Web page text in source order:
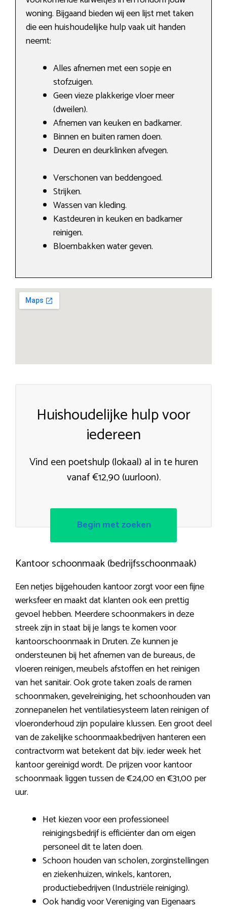
woning. Bijgaand bieden wij een lijst met taken
die een huishoudelijke hulp vaak uit handen
neemt:
Alles afnemen met een sopje en
stofzuigen.
Geen vieze plakkerige vloer meer
(dweilen).
Afnemen van keuken en badkamer.
Binnen en buiten ramen doen.
Deuren en deurklinken afvegen.
Verschonen van beddengoed.
Strijken.
Wassen van kleding.
Kastdeuren in keuken en badkamer
reinigen.
Bloembakken water geven.
Huishoudelijke hulp voor
iedereen
Vind een poetshulp (lokaal) al in te huren
vanaf €12,90 (uurloon).
Begin met zoeken
Kantoor schoonmaak (bedrijfsschoonmaak)
Een netjes bijgehouden kantoor zorgt voor een fijne
werksfeer en maakt dat klanten ook een prettig
gevoel hebben. Meerdere schoonmakers in deze
streek zijn in staat bij je langs te komen voor
kantoorschoonmaak in Druten. Ze kunnen je
ondersteunen bij het afnemen van de bureaus, de
vloeren reinigen, meubels afstoffen en het reinigen
van het sanitair. Ook grote taken zoals de ramen
schoonmaken, gevelreiniging, het schoonhouden van
zonnepanelen het ventilatiesysteem laten reinigen of
vloeronderhoud zijn populaire klussen. Een groot deel
van de zakelijke schoonmaakbedrijven hanteren een
contractvorm wat betekent dat bijv. ieder week het
kantoor gereinigd wordt. De prijzen voor kantoor
schoonmaak liggen tussen de €24,00 en €31,00 per
uur.
Het kiezen voor een professioneel
reinigingsbedrijf is efficiënter dan om eigen
personeel dit te laten doen.
Schoon houden van scholen, zorginstellingen
en ziekenhuizen, winkels, kantoren,
productiebedrijven (Industriële reiniging).
Ook handig voor Vereniging van Eigenaars